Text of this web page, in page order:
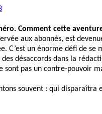
Comment cette
aux abonnés, est
C’est un énorme défi de se
désaccords dans la
pas un contre-pouvoir
souvent : qui disparaîtra